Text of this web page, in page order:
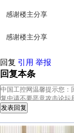
感谢楼主分享
感谢楼主分享
回复 引用 举报
回复本条
发表回复